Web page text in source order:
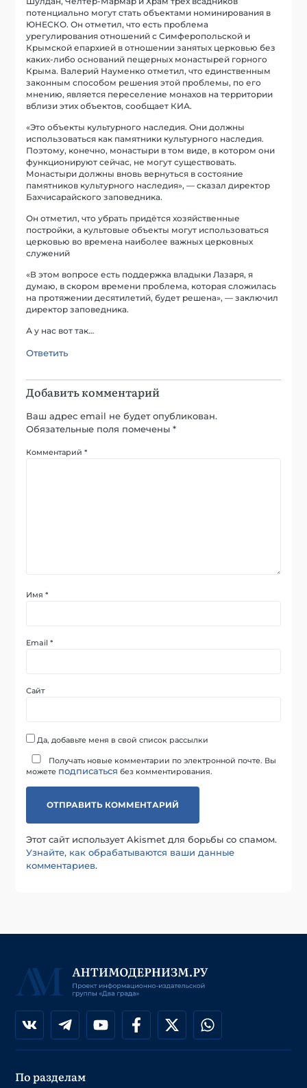
потенциально могут стать объектами номинирования в
ЮНЕСКО. Он отметил, что есть проблема
урегулирования отношений с Симферопольской и
Крымской епархией в отношении занятых церковью без
каких-либо оснований пещерных монастырей горного
Крыма. Валерий Науменко отметил, что единственным
законным способом решения этой проблемы, по его
мнению, является переселение монахов на территории
вблизи этих объектов, сообщает КИА.
«Это объекты культурного наследия. Они должны
использоваться как памятники культурного наследия.
Поэтому, конечно, монастыри в том виде, в котором они
функционируют сейчас, не могут существовать.
Монастыри должны вновь вернуться в состояние
памятников культурного наследия», — сказал директор
Бахчисарайского заповедника.
Он отметил, что убрать придётся хозяйственные
постройки, а культовые объекты могут использоваться
церковью во времена наиболее важных церковных
служений
«В этом вопросе есть поддержка владыки Лазаря, я
думаю, в скором времени проблема, которая сложилась
на протяжении десятилетий, будет решена», — заключил
директор заповедника.
А у нас вот так…
Ответить
Добавить комментарий
Ваш адрес email не будет опубликован.
Обязательные поля помечены*
Комментарий*
Имя*
Email*
Сайт
Да, добавьте меня в свой список рассылки
Получать новые комментарии по электронной почте. Вы
можете подписаться без комментирования.
Этот сайт использует Akismet для борьбы со спамом.
Узнайте, как обрабатываются ваши данные
комментариев.
По разделам